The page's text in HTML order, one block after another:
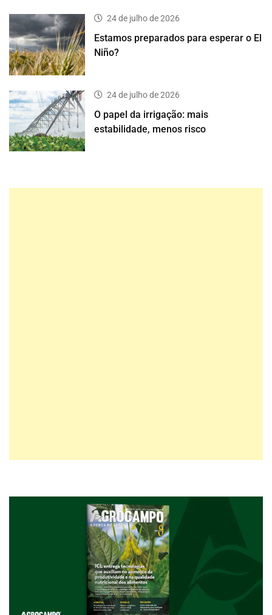
24 de julho de 2026
Estamos preparados para esperar o El
Niño?
24 de julho de 2026
O papel da irrigação: mais
estabilidade, menos risco